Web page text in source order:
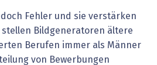
Fehler und sie verstärken
stellen Bildgeneratoren ältere
Berufen immer als Männer
von Bewerbungen